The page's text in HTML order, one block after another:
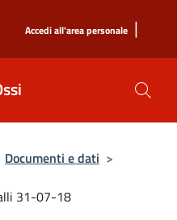
Accedi all'area personale |
Documenti e dati >
31-07-18